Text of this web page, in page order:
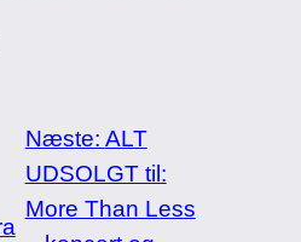
Næste: ALT
UDSOLGT til:
More Than Less